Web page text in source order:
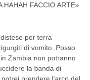
HAHAH FACCIO ARTE»
per terra
di vomito. Posso
Zambia non potranno
la banda di